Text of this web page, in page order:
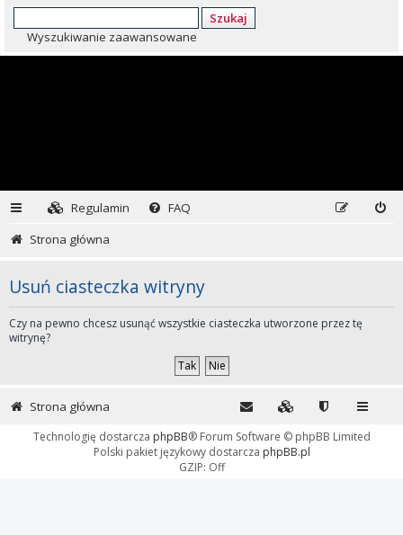
Szukaj
Wyszukiwanie zaawansowane
Regulamin
FAQ
Strona główna
Usuń ciasteczka witryny
Czy na pewno chcesz usunąć wszystkie ciasteczka utworzone przez tę
witrynę?
Strona główna
Technologię dostarcza phpBB® Forum Software © phpBB Limited
Polski pakiet językowy dostarcza phpBB.pl
GZIP: Off